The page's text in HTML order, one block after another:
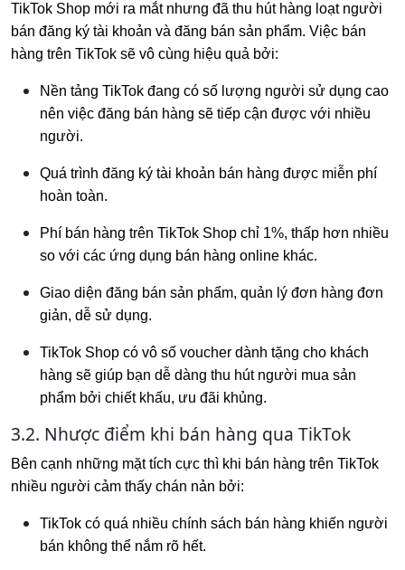
TikTok Shop mới ra mắt nhưng đã thu hút hàng loạt người
bán đăng ký tài khoản và đăng bán sản phẩm. Việc bán
hàng trên TikTok sẽ vô cùng hiệu quả bởi:
Nền tảng TikTok đang có số lượng người sử dụng cao
nên việc đăng bán hàng sẽ tiếp cận được với nhiều
người.
Quá trình đăng ký tài khoản bán hàng được miễn phí
hoàn toàn.
Phí bán hàng trên TikTok Shop chỉ 1%, thấp hơn nhiều
so với các ứng dụng bán hàng online khác.
Giao diện đăng bán sản phẩm, quản lý đơn hàng đơn
giản, dễ sử dụng.
TikTok Shop có vô số voucher dành tặng cho khách
hàng sẽ giúp bạn dễ dàng thu hút người mua sản
phẩm bởi chiết khấu, ưu đãi khủng.
3.2. Nhược điểm khi bán hàng qua TikTok
Bên cạnh những mặt tích cực thì khi bán hàng trên TikTok
nhiều người cảm thấy chán nản bởi:
TikTok có quá nhiều chính sách bán hàng khiến người
bán không thể nắm rõ hết.